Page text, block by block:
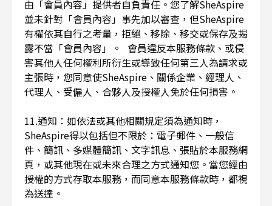
由「會員內容」提供者自負責任。您了解SheAspire
並未針對「會員內容」事先加以審查，但SheAspire
有權依其自行之考量，拒絕、移除、移交或保存及揭
露不當「會員內容」。 會員違反本服務條款、或侵
害其他人任何權利所衍生或導致任何第三人為請求或
主張時，您同意使SheAspire、關係企業、經理人、
代理人、受僱人、合夥人及授權人免於任何損害。
11.通知：如依法或其他相關規定須為通知時，
SheAspire得以包括但不限於：電子郵件、一般信
件、簡訊、多媒體簡訊、文字訊息、張貼於本服務網
頁，或其他現在或未來合理之方式通知您。當您經由
授權的方式存取本服務，而同意本服務條款時，都視
為送達。